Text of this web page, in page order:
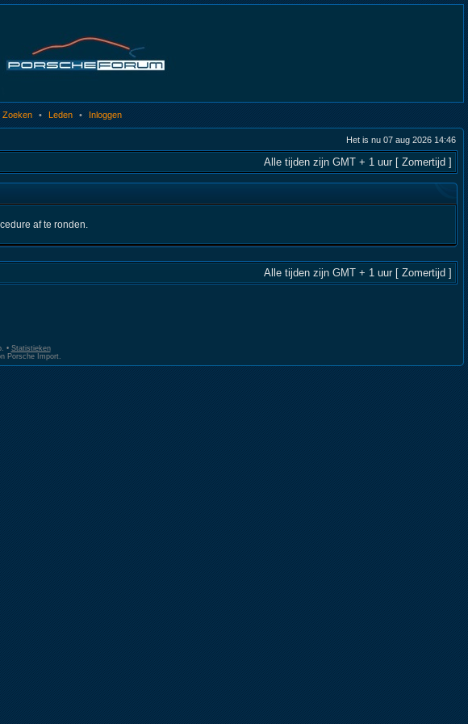
Zoeken • Leden • Inloggen
Het is nu 07 aug 2026 14:46
Alle tijden zijn GMT + 1 uur [ Zomertijd ]
af te ronden.
Alle tijden zijn GMT + 1 uur [ Zomertijd ]
• Statistieken
Porsche Import.